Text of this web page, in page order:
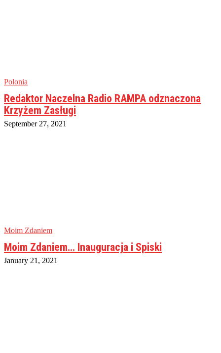
Polonia
Redaktor Naczelna Radio RAMPA odznaczona
Krzyżem Zasługi
September 27, 2021
Moim Zdaniem
Moim Zdaniem… Inauguracja i Spiski
January 21, 2021